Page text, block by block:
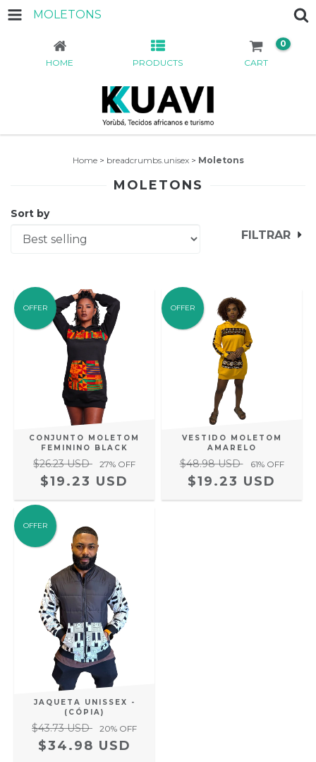
MOLETONS
HOME PRODUCTS CART
0
Home > breadcrumbs.unisex > Moletons
MOLETONS
Sort by
FILTRAR
OFFER
CONJUNTO MOLETOM
FEMININO BLACK
$26.23 USD 27% OFF
$19.23 USD
OFFER
VESTIDO MOLETOM
AMARELO
$48.98 USD 61% OFF
$19.23 USD
OFFER
JAQUETA UNISSEX -
(CÓPIA)
$43.73 USD 20% OFF
$34.98 USD